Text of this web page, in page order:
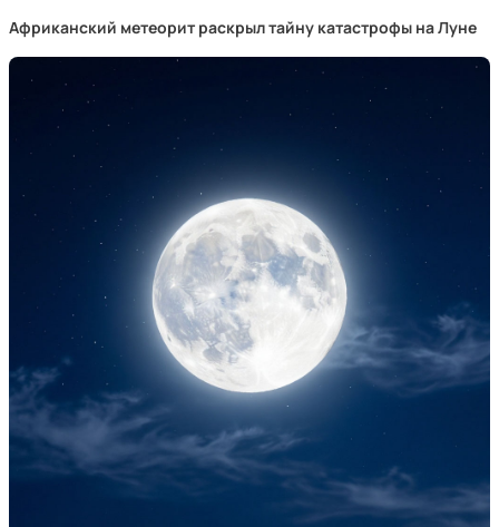
Африканский метеорит раскрыл тайну катастрофы на Луне